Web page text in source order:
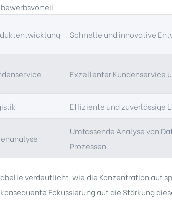
Schnelle und innovative
Exzellenter Kundenservice
Effiziente und zuverlässige
Umfassende Analyse von
Prozessen
verdeutlicht, wie die Konzentration auf
Fokussierung auf die Stärkung